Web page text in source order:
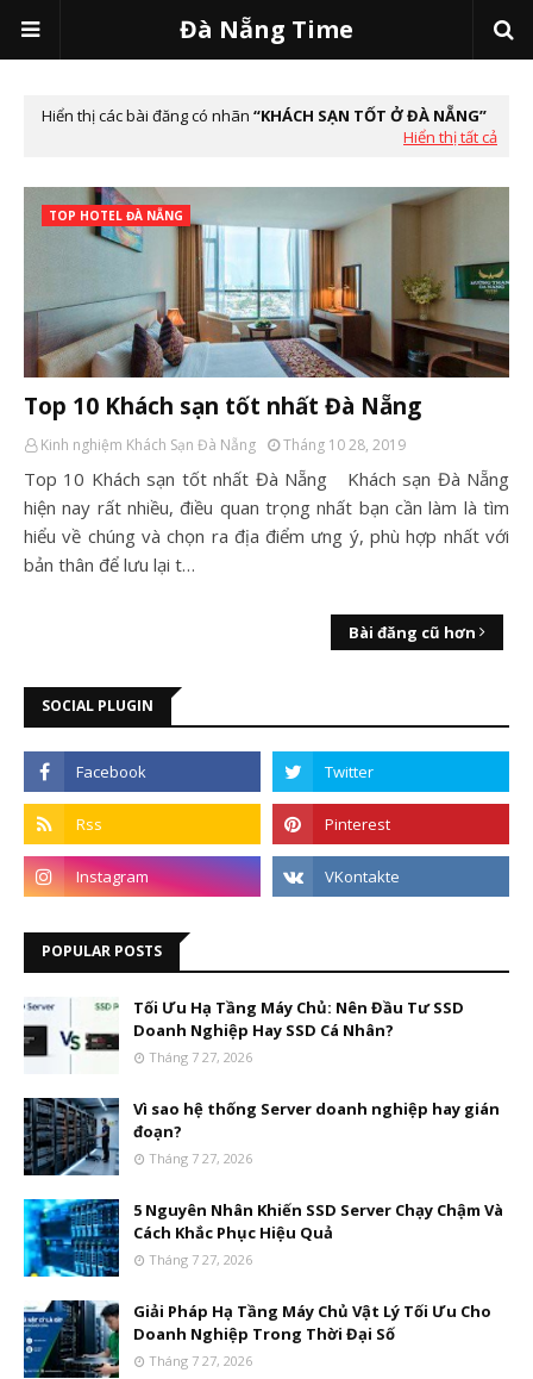
Đà Nẵng Time
Hiển thị các bài đăng có nhãn
KHÁCH SẠN TỐT Ở ĐÀ NẴNG
Hiển thị tất cả
TOP HOTEL ĐÀ NẴNG
Top 10 Khách sạn tốt nhất Đà Nẵng
Kinh nghiệm Khách Sạn Đà Nẵng Tháng 10 28, 2019
Top 10 Khách sạn tốt nhất Đà Nẵng Khách sạn Đà Nẵng
hiện nay rất nhiều, điều quan trọng nhất bạn cần làm là tìm
hiểu về chúng và chọn ra địa điểm ưng ý, phù hợp nhất với
bản thân để lưu lại t…
Bài đăng cũ hơn
SOCIAL PLUGIN
POPULAR POSTS
Tối Ưu Hạ Tầng Máy Chủ: Nên Đầu Tư SSD
Doanh Nghiệp Hay SSD Cá Nhân?
Tháng 7 27, 2026
Vì sao hệ thống Server doanh nghiệp hay gián
đoạn?
Tháng 7 27, 2026
5 Nguyên Nhân Khiến SSD Server Chạy Chậm Và
Cách Khắc Phục Hiệu Quả
Tháng 7 27, 2026
Giải Pháp Hạ Tầng Máy Chủ Vật Lý Tối Ưu Cho
Doanh Nghiệp Trong Thời Đại Số
Tháng 7 27, 2026